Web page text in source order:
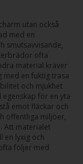
utan också
med en
smutsavvisande,
ofta
material kräver
en fuktig trasa
och mjukhet
egenskap för en yta
emot fläckar och
offentliga miljöer,
Att materialet
en lyxig och
följer med